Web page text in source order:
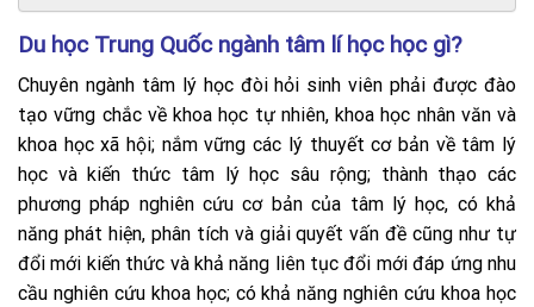
Du học Trung Quốc ngành tâm lí học học gì?
Chuyên ngành tâm lý học đòi hỏi sinh viên phải được đào
tạo vững chắc về khoa học tự nhiên, khoa học nhân văn và
khoa học xã hội; nắm vững các lý thuyết cơ bản về tâm lý
học và kiến ​​thức tâm lý học sâu rộng; thành thạo các
phương pháp nghiên cứu cơ bản của tâm lý học, có khả
năng phát hiện, phân tích và giải quyết vấn đề cũng như tự
đổi mới kiến ​​thức và khả năng liên tục đổi mới đáp ứng nhu
cầu nghiên cứu khoa học; có khả năng nghiên cứu khoa học